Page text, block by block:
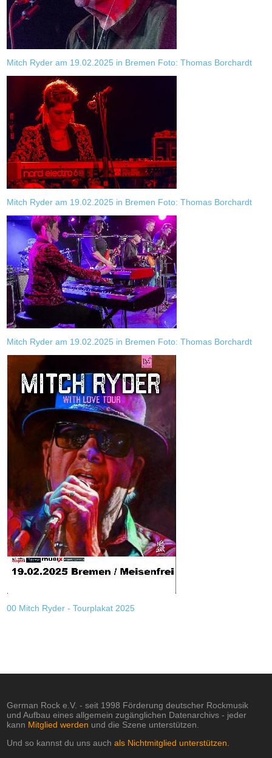
Mitch Ryder am 19.02.2025 in Bremen Foto: Thomas Borchardt
Mitch Ryder am 19.02.2025 in Bremen Foto: Thomas Borchardt
Mitch Ryder am 19.02.2025 in Bremen Foto: Thomas Borchardt
00 Mitch Ryder - Tourplakat 2025
German Rock e.V. - seit 1998 Förderung deutscher Rockmusik
und Aufbau eines allgemein zugänglichen Datenarchivs - jeder
kann Mitglied werden und die Szene unterstützen.
Und so kannst du uns auchals Nichtmitglied unterstützen.